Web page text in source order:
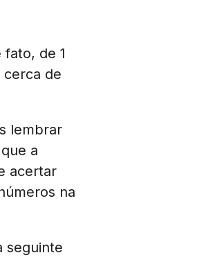
de 1
cerca de
lembrar
a
acertar
na
seguinte